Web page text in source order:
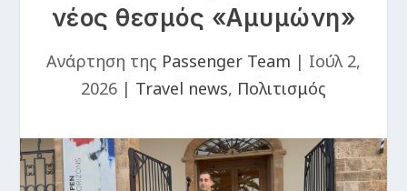
νέος θεσμός «Αμυμώνη»
Ανάρτηση της Passenger Team | Ιούλ 2,
2026 | Travel news, Πολιτισμός